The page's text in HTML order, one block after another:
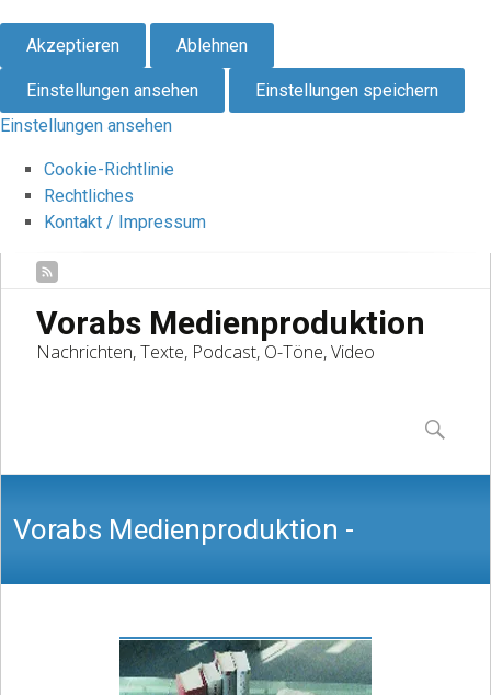
Akzeptieren Ablehnen
Einstellungen ansehen
Einstellungen speichern
Einstellungen ansehen
Cookie-Richtlinie
Rechtliches
Kontakt / Impressum
Vorabs Medienproduktion
Nachrichten, Texte, Podcast, O-Töne, Video
content
Suchen
nach:
Vorabs Medienproduktion -
Nachrichten, Texte, Podcast, O-Töne,